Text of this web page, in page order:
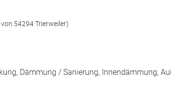
54294 Trierweiler)
Dämmung / Sanierung, Innendämmung,